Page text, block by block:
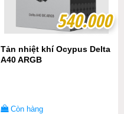
540.000
540.000
Tản nhiệt khí Ocypus Delta
A40 ARGB
Còn hàng